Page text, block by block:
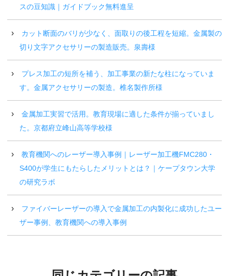
スの豆知識｜ガイドブック無料進呈
カット断面のバリが少なく、面取りの後工程を短縮。金属製の
切り文字アクセサリーの製造販売。泉壽様
プレス加工の短所を補う、加工事業の新たな柱になっていま
す。金属アクセサリーの製造。椎名製作所様
金属加工実習で活用。教育現場に適した条件が揃っていまし
た。京都府立峰山高等学校様
教育機関へのレーザー導入事例｜レーザー加工機FMC280・
S400が学生にもたらしたメリットとは？｜ケープタウン大学
の研究ラボ
ファイバーレーザーの導入で金属加工の内製化に成功したユー
ザー事例、教育機関への導入事例